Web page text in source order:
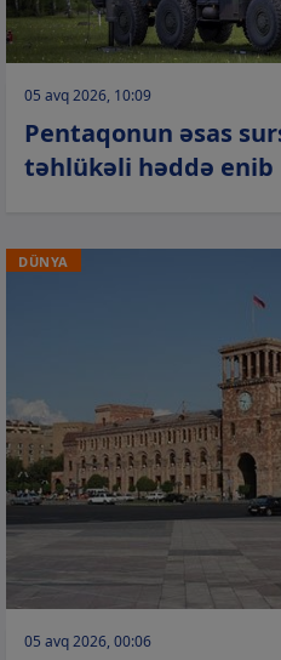
05 avq 2026, 10:09
Pentaqonun əsas
təhlükəli həddə enib
DÜNYA
05 avq 2026, 00:06